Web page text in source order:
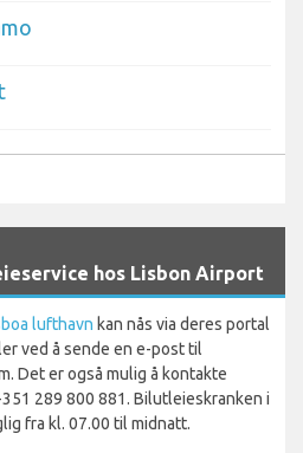
hos Lisbon Airport
lufthavn kan nås via deres portal
ved å sende en e-post til
Det er også mulig å kontakte
289 800 881. Bilutleieskranken i
fra kl. 07.00 til midnatt.